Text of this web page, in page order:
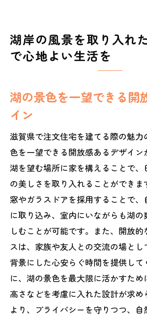
湖岸の風景を取り入れ
で心地よい生活を
湖の景色を一望できる開
イン
滋賀県で注文住宅を建てる際の魅
色を一望できる開放感あるデザイ
湖を望む場所に家を構えることで
の美しさを取り入れることができま
窓やガラスドアを採用することで、
に取り込み、室内にいながらも湖
しむことが可能です。また、開放的
スは、家族や友人との交流の場とし
背景にした心安らぐ時間を提供して
に、湖の景色を最大限に活かすた
高さなどを考慮に入れた設計が求め
より、プライバシーを守りつつ、自